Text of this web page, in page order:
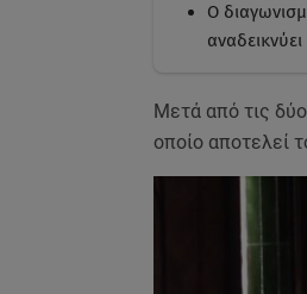
Ο
Μετά από τις
οποίο αποτελεί